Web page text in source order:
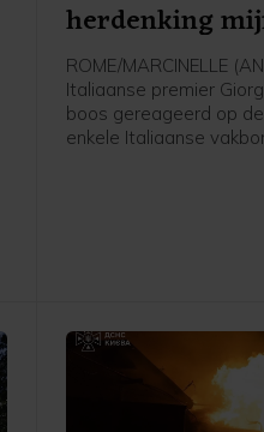
herdenking
Marcinelle
ROME/MARCINELLE
Italiaanse premier
boos gereageerd op
enkele Italiaanse